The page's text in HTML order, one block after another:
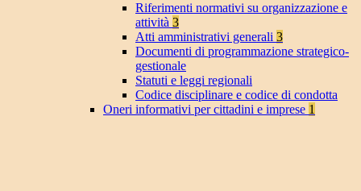
Riferimenti normativi su organizzazione e
attività 3
Atti amministrativi generali 3
Documenti di programmazione strategico-
gestionale
Statuti e leggi regionali
Codice disciplinare e codice di condotta
Oneri informativi per cittadini e imprese 1